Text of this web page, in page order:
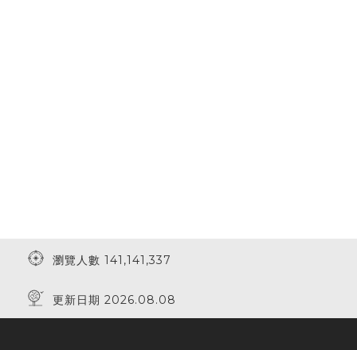
瀏覽人數 141,141,337
更新日期 2026.08.08